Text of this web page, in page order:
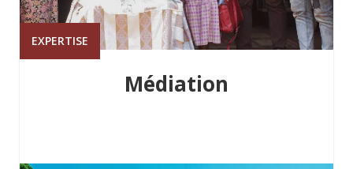
EXPERTISE
Médiation